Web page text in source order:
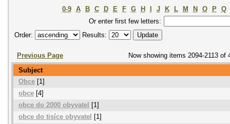
0-9 A B C D E F G H J K L M N O P
Q
Or enter first few letters:
Order:
Results:
Previous Page
Now showing items 2094-2113 of
Subject
Obce [1]
obce [4]
obce do 2000 obyvatel
[1]
obce do tisíce obyvatel
[1]